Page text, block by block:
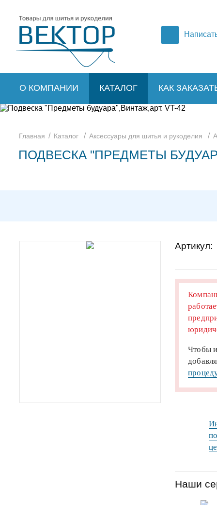
О КОМПАНИИ КАТАЛОГ КАК
Главная / Каталог / Аксессуары для шитья и рукоделия /
ПОДВЕСКА "ПРЕДМЕТЫ
Артикул:
Чтобы
Наши